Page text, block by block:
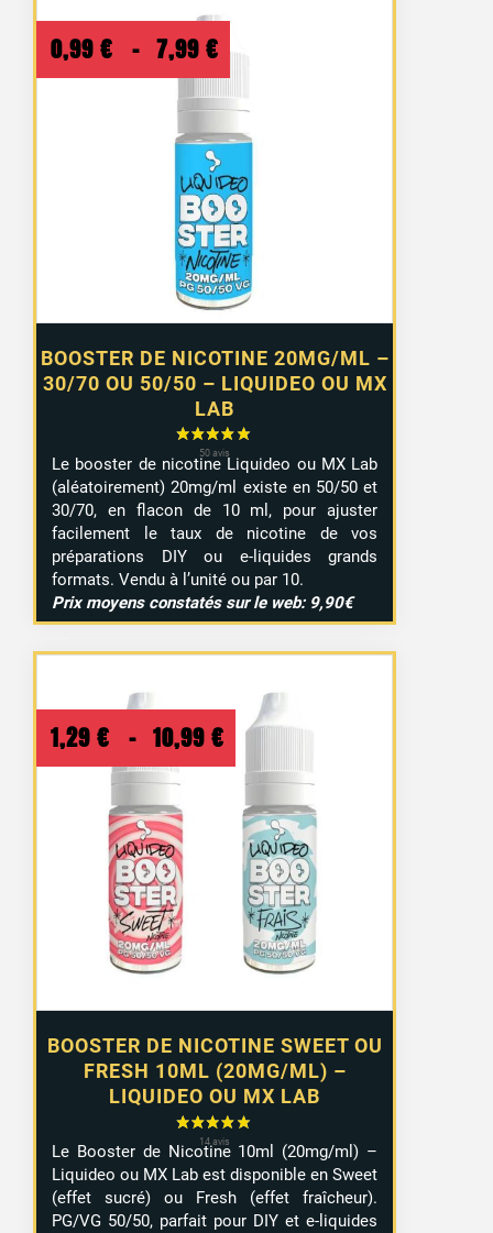
BOOSTER DE NICOTINE 20MG/ML –
30/70 OU 50/50 – LIQUIDEO OU MX
LAB
0,99 € – 7,99 € Plage
de
prix :
0,99 €
à
7,99 €
Le booster de nicotine Liquideo ou MX Lab
(aléatoirement) 20mg/ml existe en 50/50 et
30/70, en flacon de 10 ml, pour ajuster
facilement le taux de nicotine de vos
préparations DIY ou e-liquides grands
formats. Vendu à l’unité ou par 10.
Prix moyens constatés sur le web: 9,90€
BOOSTER DE NICOTINE SWEET OU
FRESH 10ML (20MG/ML) –
LIQUIDEO OU MX LAB
1,29 € – 10,99 €
Plage
de
prix :
1,29 €
10,99 €
Le Booster de Nicotine 10ml (20mg/ml) –
Liquideo ou MX Lab est disponible en Sweet
(effet sucré) ou Fresh (effet fraîcheur).
PG/VG 50/50, parfait pour DIY et e-liquides